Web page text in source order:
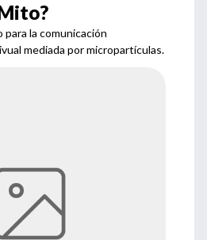
para la comunicación
mediada por micropartículas.